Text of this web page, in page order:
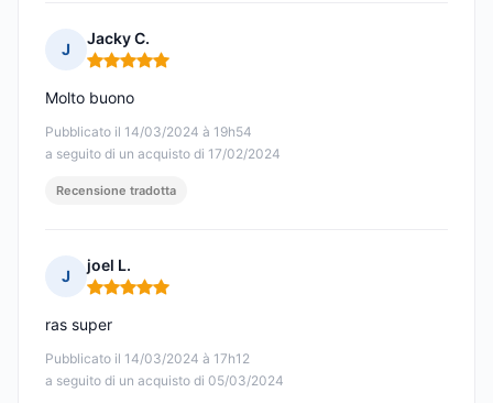
J
Jacky C.
Nota: 5 su 5
Pubblicato il 14/03/2024 à 19h54
a seguito di un acquisto di 17/02/2024
Molto buono
Recensione tradotta
J
joel L.
Nota: 5 su 5
Pubblicato il 14/03/2024 à 17h12
a seguito di un acquisto di 05/03/2024
ras super